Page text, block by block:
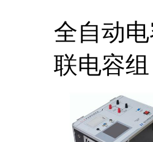
全自动
联电容